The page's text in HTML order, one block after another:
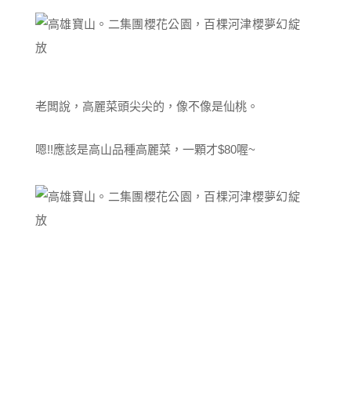
老闆說，高麗菜頭尖尖的，像不像是仙桃。
嗯!!應該是高山品種高麗菜，一顆才$80喔~